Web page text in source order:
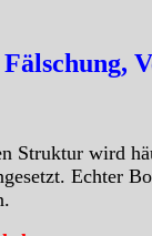
Struktur wird
Echter